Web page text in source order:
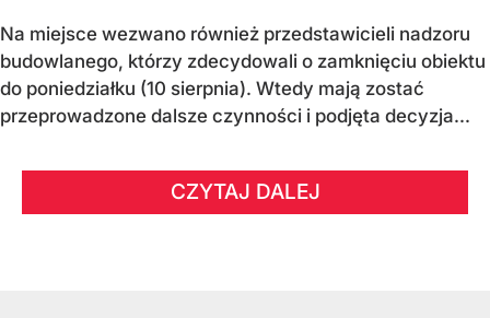
Na miejsce wezwano również przedstawicieli nadzoru
budowlanego, którzy zdecydowali o zamknięciu obiektu
do poniedziałku (10 sierpnia). Wtedy mają zostać
przeprowadzone dalsze czynności i podjęta decyzja...
CZYTAJ DALEJ